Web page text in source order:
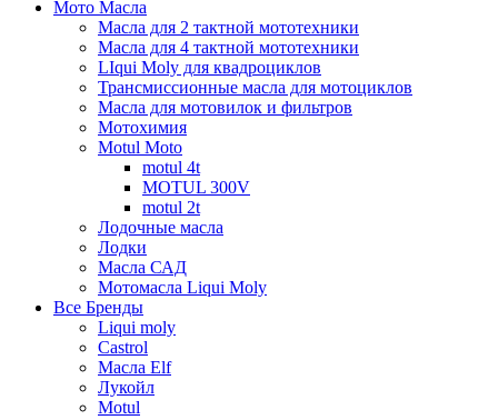
Мото Масла
Масла для 2 тактной мототехники
Масла для 4 тактной мототехники
LIqui Moly для квадроциклов
Трансмиссионные масла для мотоциклов
Масла для мотовилок и фильтров
Мотохимия
Motul Moto
motul 4t
MOTUL 300V
motul 2t
Лодочные масла
Лодки
Масла САД
Мотомасла Liqui Moly
Все Бренды
Liqui moly
Castrol
Масла Elf
Лукойл
Motul